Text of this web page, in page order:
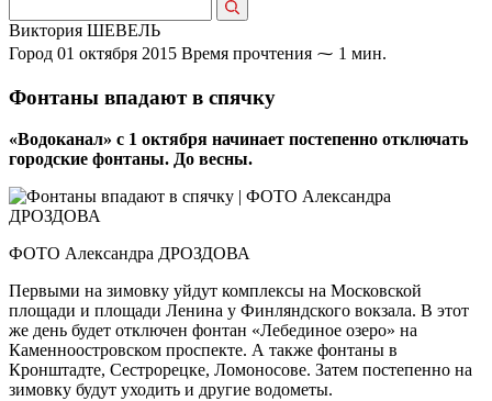
Виктория ШЕВЕЛЬ
Город 01 октября 2015 Время прочтения ⁓ 1 мин.
Фонтаны впадают в спячку
«Водоканал» с 1 октября начинает постепенно отключать
городские фонтаны. До весны.
ФОТО Александра ДРОЗДОВА
Первыми на зимовку уйдут комплексы на Московской
площади и площади Ленина у Финляндского вокзала. В этот
же день будет отключен фонтан «Лебединое озеро» на
Каменноостровском проспекте. А также фонтаны в
Кронштадте, Сестрорецке, Ломоносове. Затем постепенно на
зимовку будут уходить и другие водометы.